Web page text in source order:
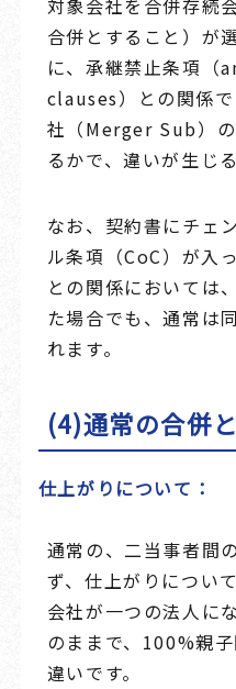
合併とすること）が
に、承継禁止条項
clauses）との関係
社（Merger Sub）
るかで、違いが生じ
なお、契約書にチェ
ル条項（CoC）が入
との関係においては
た場合でも、通常は
れます。
(4)通常の合併
仕上がりについて：
通常の、二当事者間
ず、仕上がりについ
会社が一つの法人に
のままで、100%親
違いです。